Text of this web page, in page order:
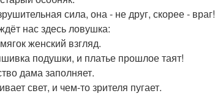
сила, она - не друг, скорее - враг!
нас здесь ловушка:
женский взгляд.
подушки, и платье прошлое таят!
дама заполняет.
свет, и чем-то зрителя пугает.